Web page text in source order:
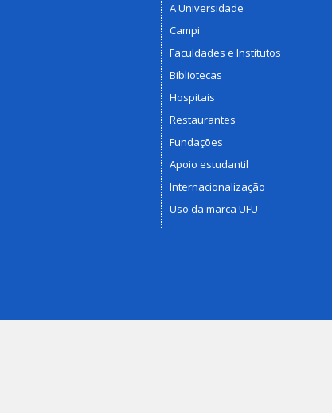
A Universidade
Campi
Faculdades e Institutos
Bibliotecas
Hospitais
Restaurantes
Fundações
Apoio estudantil
Internacionalização
Uso da marca UFU